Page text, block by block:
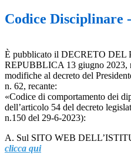
Codice Disciplinare
È pubblicato il DECRETO
REPUBBLICA 13 giugno 2023,
modifiche al decreto del
n. 62, recante:
«Codice di comportamento dei
dell’articolo 54 del decreto
n.150 del 29-6-2023):
A. Sul SITO WEB
clicca qui